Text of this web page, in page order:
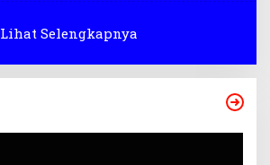
Lihat Selengkapnya